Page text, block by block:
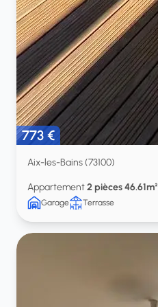
773 €
Aix-les-Bains (73100)
Appartement2 pièces 46.61m²
Garage Terrasse